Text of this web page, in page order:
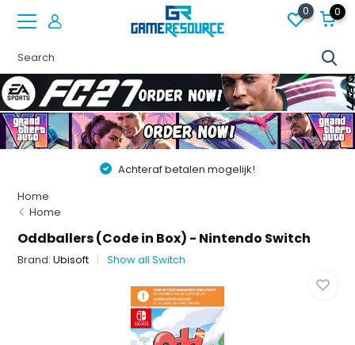
0 0
Achteraf betalen mogelijk!
Home
Home
Oddballers (Code in Box) - Nintendo Switch
Brand:Ubisoft Show all Switch